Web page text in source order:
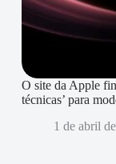
O site da Apple
técnicas’ para
1 de abril